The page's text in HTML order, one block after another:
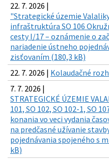
22. 7. 2026 |
"Strategické územie
infraštruktúra SO 106
cesty I/17 – oznámenie o
nariadenie ústneho
zisťovaním (180,3 kB)
22. 7. 2026 | Kolaudačné
7. 7. 2026 |
STRATEGICKÉ ÚZEMIE
101, SO 102, SO 102-1, SO
konania vo veci vydania
na predčasné užívanie
pojednávania spojeného s
kB)